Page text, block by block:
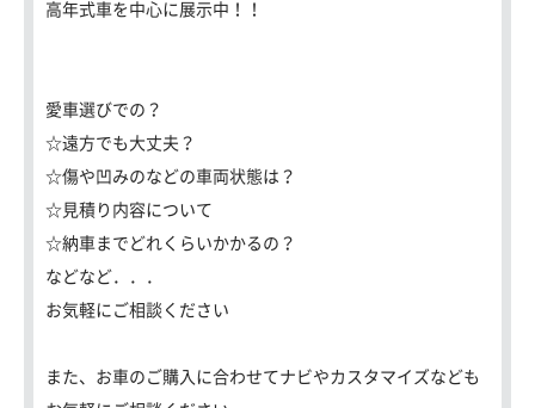
高年式車を中心に展示中！！
愛車選びでの？
☆遠方でも大丈夫？
☆傷や凹みのなどの車両状態は？
☆見積り内容について
☆納車までどれくらいかかるの？
などなど．．．
お気軽にご相談ください
また、お車のご購入に合わせてナビやカスタマイズなども